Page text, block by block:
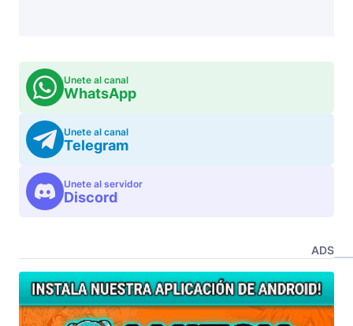
Unete al canal
WhatsApp
Unete al canal
Telegram
Unete al servidor
Discord
ADS